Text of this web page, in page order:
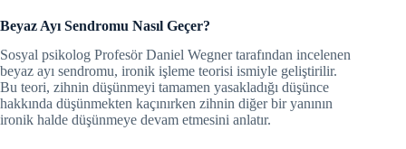
Beyaz Ayı Sendromu Nasıl Geçer?
Sosyal psikolog Profesör Daniel Wegner tarafından incelenen
beyaz ayı sendromu, ironik işleme teorisi ismiyle geliştirilir.
Bu teori, zihnin düşünmeyi tamamen yasakladığı düşünce
hakkında düşünmekten kaçınırken zihnin diğer bir yanının
ironik halde düşünmeye devam etmesini anlatır.